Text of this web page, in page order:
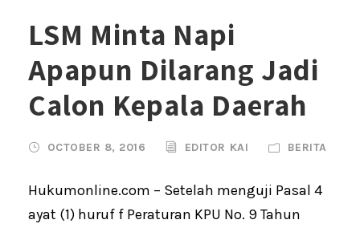
LSM Minta Napi
Apapun Dilarang Jadi
Calon Kepala Daerah
OCTOBER 8, 2016 EDITOR KAI BERITA
Hukumonline.com – Setelah menguji Pasal 4
ayat (1) huruf f Peraturan KPU No. 9 Tahun